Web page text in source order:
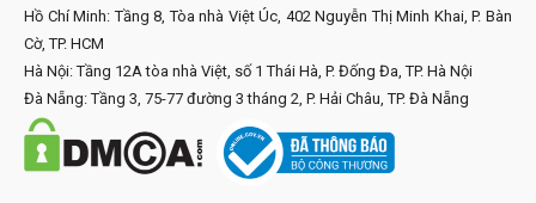
Hồ Chí Minh: Tầng 8, Tòa nhà Việt Úc, 402 Nguyễn Thị Minh Khai, P. Bàn
Cờ, TP. HCM
Hà Nội: Tầng 12A tòa nhà Việt, số 1 Thái Hà, P. Đống Đa, TP. Hà Nội
Đà Nẵng: Tầng 3, 75-77 đường 3 tháng 2, P. Hải Châu, TP. Đà Nẵng